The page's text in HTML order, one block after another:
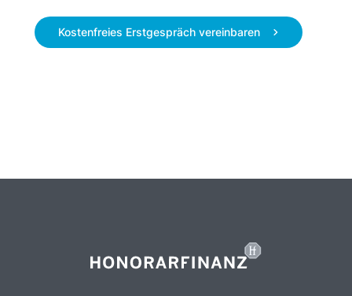
Kostenfreies Erstgespräch vereinbaren